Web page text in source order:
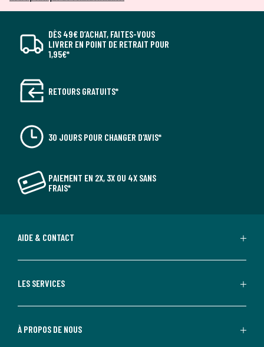
DÈS 49€ D’ACHAT, FAITES-VOUS
LIVRER EN POINT DE RETRAIT POUR
1,95€*
RETOURS GRATUITS*
30 JOURS POUR CHANGER D'AVIS*
PAIEMENT EN 2X, 3X OU 4X SANS
FRAIS*
AIDE & CONTACT
LES SERVICES
À PROPOS DE NOUS